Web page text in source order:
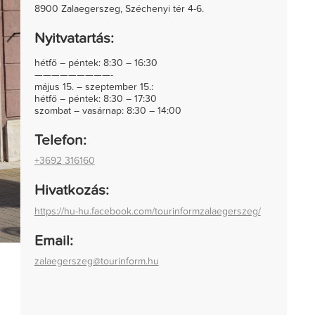
8900 Zalaegerszeg, Széchenyi tér 4-6.
Nyitvatartás:
hétfő – péntek: 8:30 – 16:30
—————————-
május 15. – szeptember 15.:
hétfő – péntek: 8:30 – 17:30
szombat – vasárnap: 8:30 – 14:00
Telefon:
+3692 316160
Hivatkozás:
https://hu-hu.facebook.com/tourinformzalaegerszeg/
Email:
zalaegerszeg@tourinform.hu